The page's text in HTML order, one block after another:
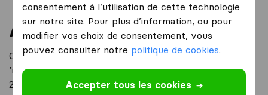
consentement à l’utilisation de cette technologie
sur notre site. Pour plus d’information, ou pour
modifier vos choix de consentement, vous
pouvez consulter notre politique de cookies.
Accepter tous les cookies
A propos de nous
Ce site appartient à TriGlobal B.V (‘TriGlobal’ , ‘nous’,
‘notre’) dont le siège social est situé au Spuiboulevard
240 A+B, 3311GR, Dordrecht, aux Pays-Bas. Notre